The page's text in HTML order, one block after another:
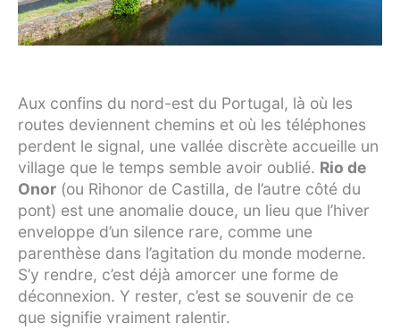
Aux confins du nord-est du Portugal, là où les
routes deviennent chemins et où les téléphones
perdent le signal, une vallée discrète accueille un
village que le temps semble avoir oublié. Rio de
Onor (ou Rihonor de Castilla, de l’autre côté du
pont) est une anomalie douce, un lieu que l’hiver
enveloppe d’un silence rare, comme une
parenthèse dans l’agitation du monde moderne.
S’y rendre, c’est déjà amorcer une forme de
déconnexion. Y rester, c’est se souvenir de ce
que signifie vraiment ralentir.